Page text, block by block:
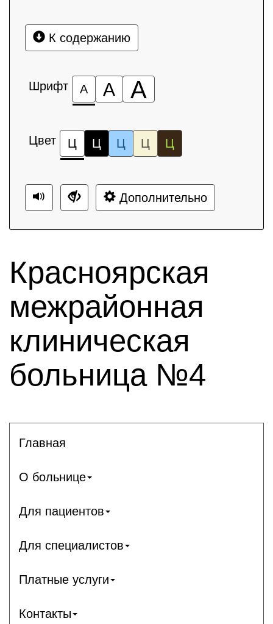
К содержанию
Шрифт А А А
Цвет Ц Ц Ц Ц Ц
Дополнительно
Красноярская
межрайонная
клиническая
больница №4
Главная
О больнице
Для пациентов
Для специалистов
Платные услуги
Контакты